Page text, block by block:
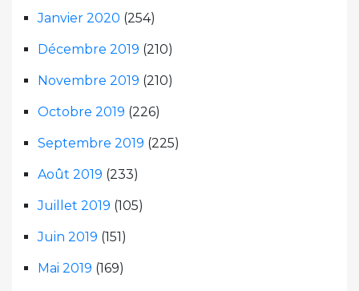
Janvier 2020 (254)
Décembre 2019 (210)
Novembre 2019 (210)
Octobre 2019 (226)
Septembre 2019 (225)
Août 2019 (233)
Juillet 2019 (105)
Juin 2019 (151)
Mai 2019 (169)